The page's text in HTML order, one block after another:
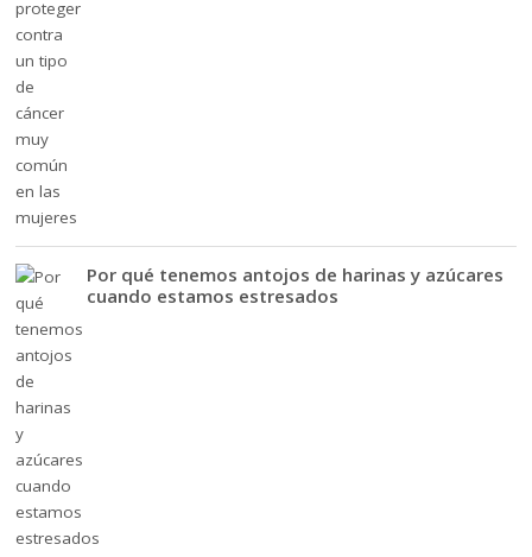
Por qué tenemos antojos de harinas y azúcares
cuando estamos estresados